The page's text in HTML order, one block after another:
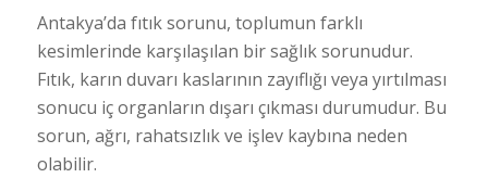
Antakya’da fıtık sorunu, toplumun farklı
kesimlerinde karşılaşılan bir sağlık sorunudur.
Fıtık, karın duvarı kaslarının zayıflığı veya yırtılması
sonucu iç organların dışarı çıkması durumudur. Bu
sorun, ağrı, rahatsızlık ve işlev kaybına neden
olabilir.